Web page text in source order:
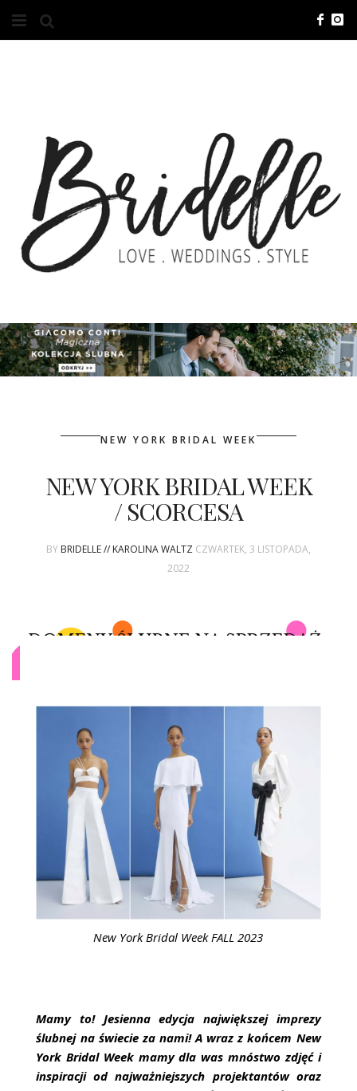
O NAS
KONTAKT
REKLAMA
ADVERTISING
ZGŁOSZENIA
KONKURSY
{HOT SEXY BEST}
BRI GROUP
NEW YORK BRIDAL WEEK
NEW YORK BRIDAL WEEK
/ SCORCESA
BY BRIDELLE // KAROLINA WALTZ CZWARTEK, 3 LISTOPADA,
2022
New York Bridal Week FALL 2023
Mamy to! Jesienna edycja największej imprezy
ślubnej na świecie za nami! A wraz z końcem New
York Bridal Week mamy dla was mnóstwo zdjęć i
inspiracji od najważniejszych projektantów oraz